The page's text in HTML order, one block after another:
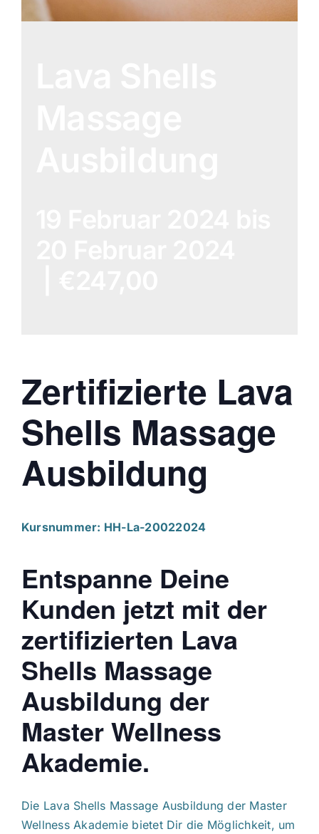
Zertifizierte Lava
Shells Massage
Ausbildung
Kursnummer: HH-La-20022024
Entspanne Deine
Kunden jetzt mit der
zertifizierten Lava
Shells Massage
Ausbildung der
Master Wellness
Akademie.
Die Lava Shells Massage Ausbildung der Master
Wellness Akademie bietet Dir die Möglichkeit, um